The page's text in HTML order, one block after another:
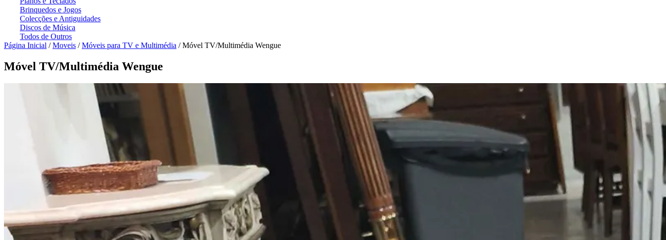
Brinquedos e Jogos
Colecções e Antiguidades
Discos de Música
Todos de Outros
Página Inicial /Moveis /Móveis para TV e Multimédia /Móvel TV/Multimédia Wengue
Móvel TV/Multimédia Wengue